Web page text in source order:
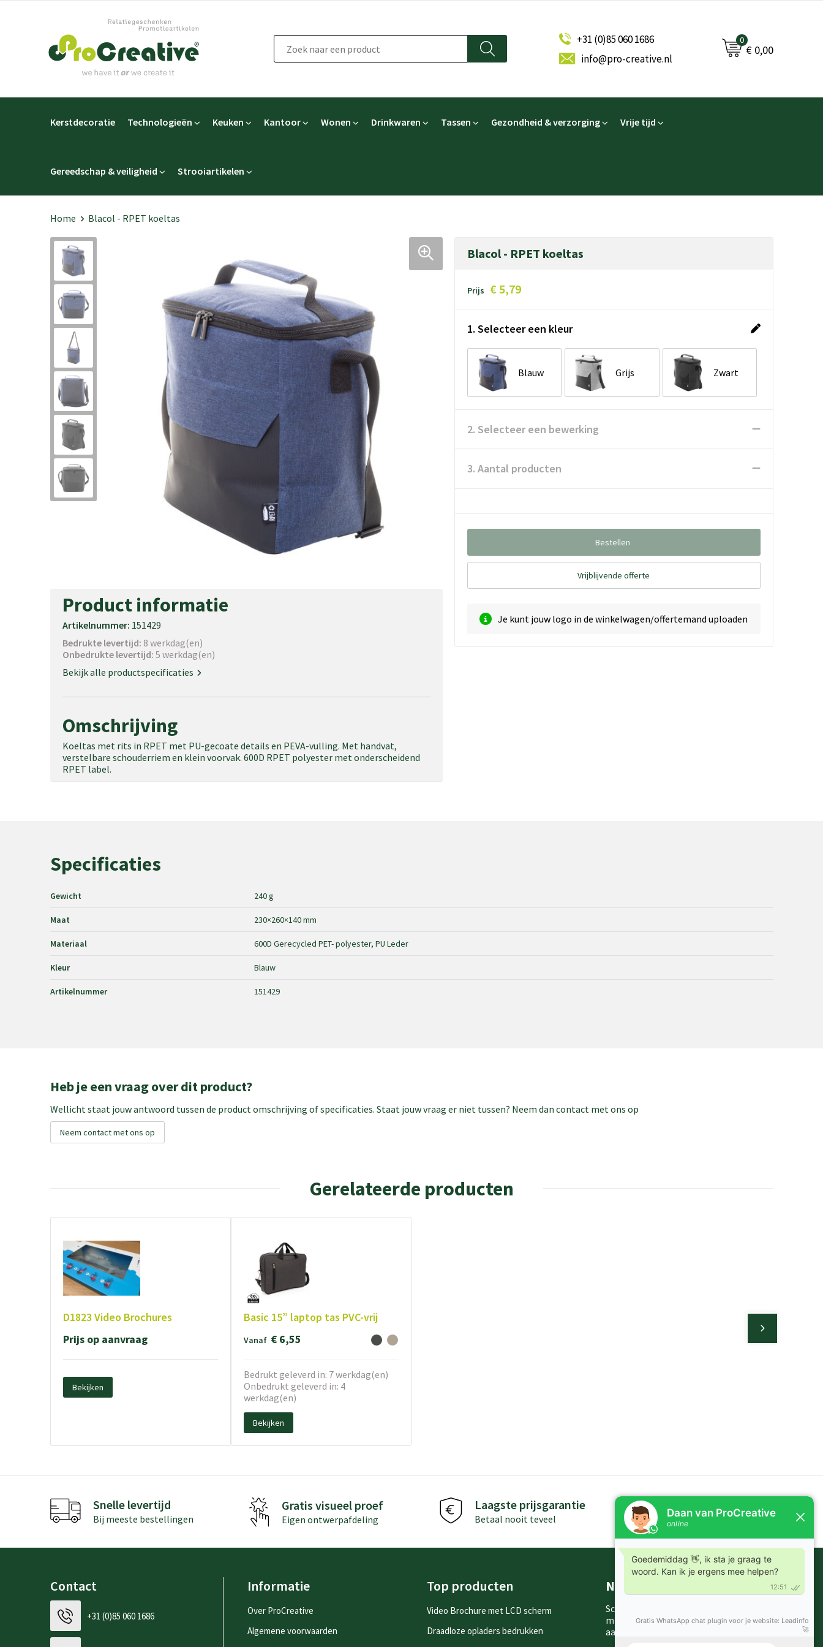
+31 (0)85 060 1686
info@pro-creative.nl
0
€ 0,00
Kerstdecoratie Technologieën Keuken Kantoor Wonen Drinkwaren Tassen Gezondheid & verzorging Vrije tijd
Gereedschap & veiligheid Strooiartikelen
Home Blacol - RPET koeltas
Product informatie
Artikelnummer: 151429
Bedrukte levertijd: 8 werkdag(en)
Onbedrukte levertijd: 5 werkdag(en)
Bekijk alle productspecificaties
Omschrijving
Koeltas met rits in RPET met PU-gecoate details en PEVA-vulling. Met handvat,
verstelbare schouderriem en klein voorvak. 600D RPET polyester met onderscheidend
RPET label.
Blacol - RPET koeltas
Prijs € 5,79
1. Selecteer een kleur
Blauw Grijs Zwart
2. Selecteer een bewerking
3. Aantal producten
Bestellen
Vrijblijvende offerte
Je kunt jouw logo in de winkelwagen/offertemand uploaden
Specificaties
Gewicht 240 g
Maat 230×260×140 mm
Materiaal 600D Gerecycled PET- polyester, PU Leder
Kleur Blauw
Artikelnummer 151429
Heb je een vraag over dit product?
Wellicht staat jouw antwoord tussen de product omschrijving of specificaties. Staat jouw vraag er niet tussen? Neem dan contact met ons op
Neem contact met ons op
Gerelateerde producten
D1823 Video Brochures
Prijs op aanvraag
Bekijken
Basic 15” laptop tas PVC-vrij
Vanaf € 6,55
Bedrukt geleverd in: 7 werkdag(en)
Onbedrukt geleverd in: 4
werkdag(en)
Bekijken
Snelle levertijd
Bij meeste bestellingen
Gratis visueel proef
Eigen ontwerpafdeling
Laagste prijsgarantie
Betaal nooit teveel Kennis in producten
Contact
+31 (0)85 060 1686
Informatie
Over ProCreative
Algemene voorwaarden
Top producten
Video Brochure met LCD scherm
Draadloze opladers bedrukken
Nieuwsbrieven
Schrijf je in voor onze nieuwsbrief en
mis nooit meer één van onze leuke
aanbiedingen of updates.